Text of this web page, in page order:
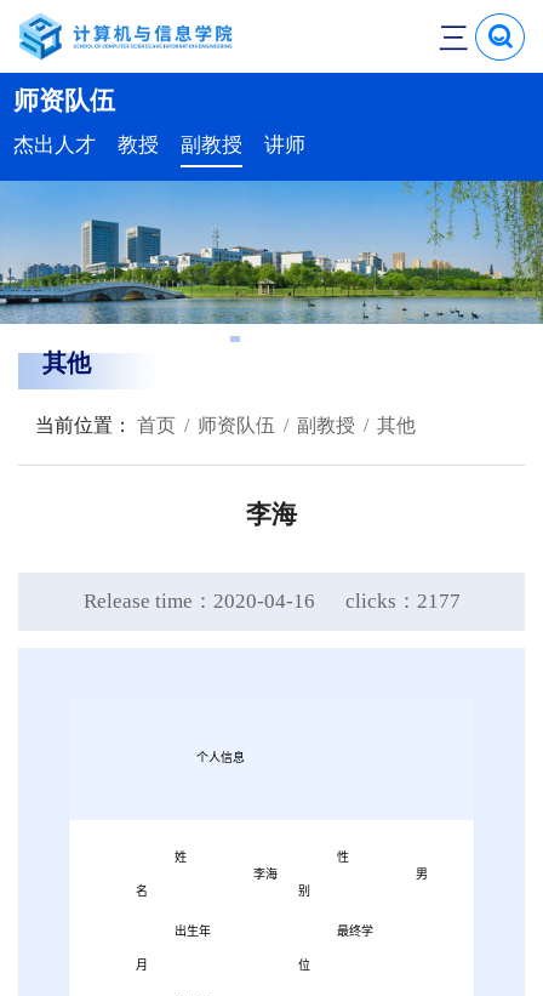
三
师资队伍
杰出人才 教授 副教授 讲师
其他
当前位置： 首页 师资队伍 副教授 其他
李海
Release time：2020-04-16 clicks： 2177
个人信息
姓
名
李海
性
别
男
出生年
月
最终学
位